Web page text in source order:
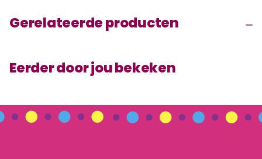
Gerelateerde producten
Eerder door jou bekeken